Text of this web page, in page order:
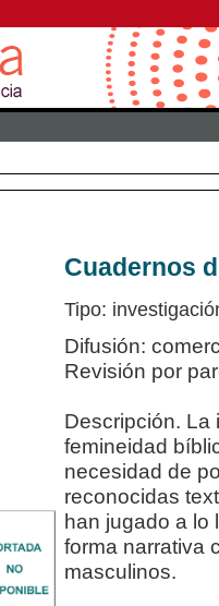
Cuadernos
Tipo:
Difusión:
Revisión por
Descripción. La
femineidad
necesidad de
reconocidas
han jugado a lo
forma narrativa
masculinos.